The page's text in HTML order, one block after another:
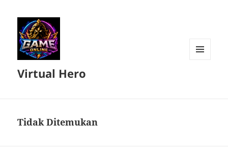
Virtual Hero
Tidak Ditemukan